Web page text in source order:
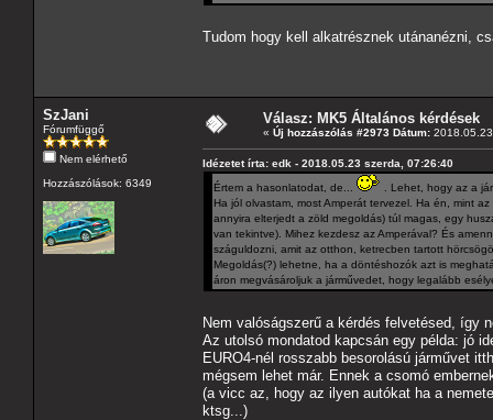
Tudom hogy kell alkatrésznek utánanézni,
SzJani
Fórumfüggő
Nem elérhető
Hozzászólások: 6349
Válasz: MK5 Általános kérdések
« Új hozzászólás #2973 Dátum:
Idézetet írta: edk - 2018.05.23 szerda, 07:26:40
Értem a hasonlatodat, de...
. Lehet, hogy az a
Ha jól olvastam, most Amperát tervezel. Ha én, mint
annyira elterjedt a zöld megoldás) túl magas, egy
van tekintve). Mihez kezdesz az Amperával? És
száguldozni, amit az otthon, ketrecben tartott
Megoldás(?) lehetne, ha a döntéshozók azt is
áron megvásároljuk a járművedet, hogy legalább
Nem valóságszerű a kérdés felvetésed, így
Az utolsó mondatod kapcsán egy példa: jó
EURO4-nél rosszabb besorolású járművet
mégsem lehet már. Ennek a csomó
(a vicc az, hogy az ilyen autókat ha a
ktsg...)